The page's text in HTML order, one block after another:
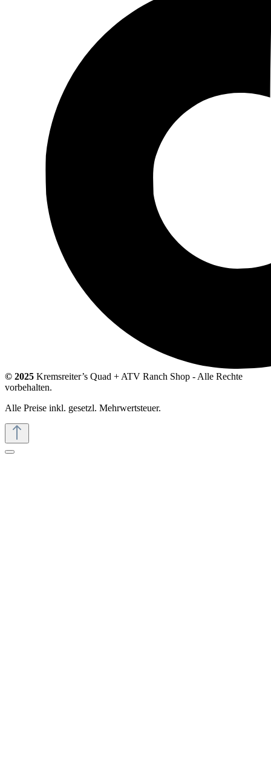
© 2025 Kremsreiter’s Quad + ATV Ranch Shop - Alle Rechte
vorbehalten.
Alle Preise inkl. gesetzl. Mehrwertsteuer.